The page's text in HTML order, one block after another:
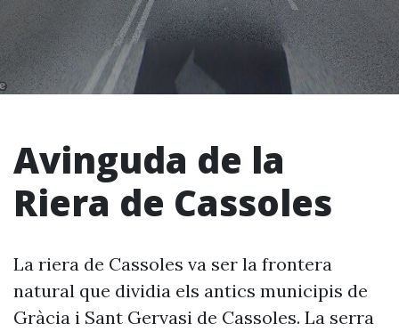
Avinguda de la
Riera de Cassoles
La riera de Cassoles va ser la frontera
natural que dividia els antics municipis de
Gràcia i Sant Gervasi de Cassoles. La serra